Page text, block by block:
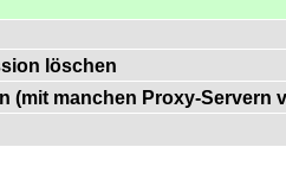
löschen
(mit manchen Proxy-Servern